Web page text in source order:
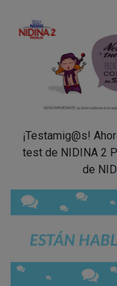
¡Testamig@s!
test de NIDINA 2
de